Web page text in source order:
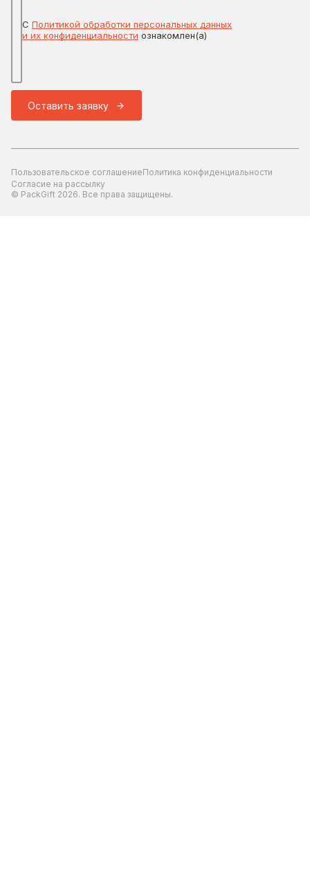
С Политикой обработки персональных данных
и их конфиденциальности ознакомлен(а)
Оставить заявку
Пользовательское соглашениеПолитика конфиденциальности
Согласие на рассылку
© PackGift 2026. Все права защищены.